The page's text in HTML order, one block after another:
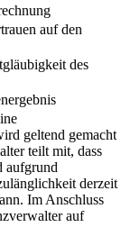
auf den
des
geltend gemacht
teilt mit, dass
aufgrund
derzeit
Im Anschluss
auf